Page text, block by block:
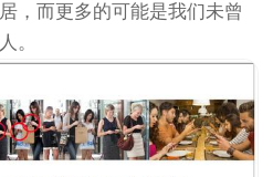
，而更多的可能是我们未曾
。